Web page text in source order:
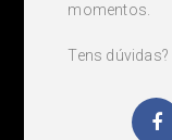
momentos.
Tens dúvidas?